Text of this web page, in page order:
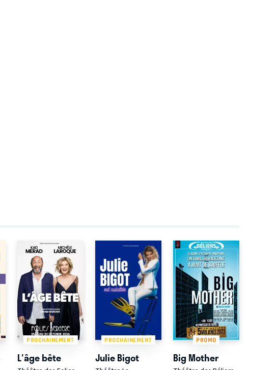
PROCHAINEMENT
L'âge bête
PROCHAINEMENT
Julie Bigot
PROMO
Big Mother